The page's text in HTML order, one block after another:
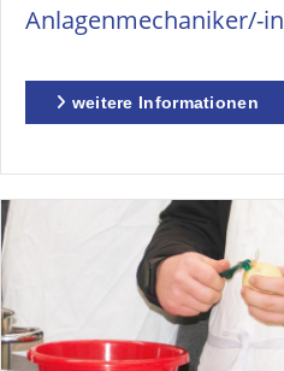
Anlagenmechaniker/-in
weitere Informationen